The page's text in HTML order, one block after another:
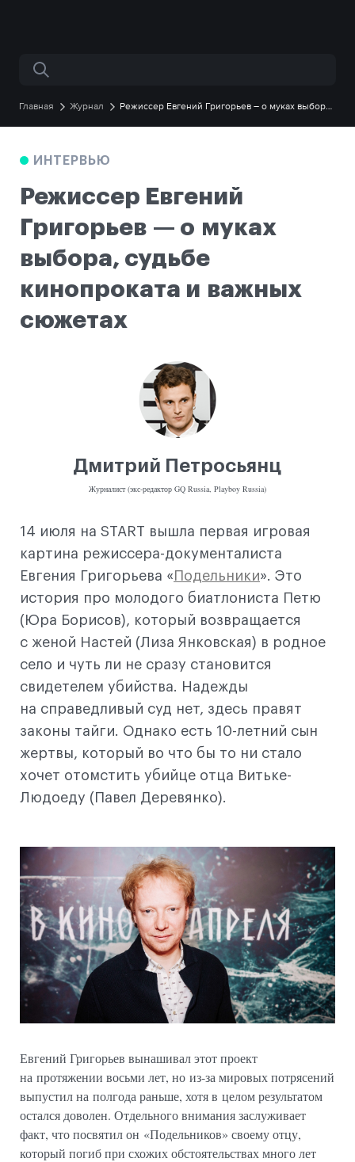
Поиск по сайту
Главная Журнал
Режиссер Евгений Григорьев – о муках выбора,
ИНТЕРВЬЮ
Режиссер Евгений
Григорьев — о муках
выбора, судьбе
кинопроката и важных
сюжетах
Дмитрий Петросьянц
Журналист (экс-редактор GQ Russia, Playboy Russia)
14 июля на START вышла первая игровая
картина режиссера-документалиста
Евгения Григорьева « Подельники». Это
история про молодого биатлониста Петю
(Юра Борисов), который возвращается
с женой Настей (Лиза Янковская) в родное
село и чуть ли не сразу становится
свидетелем убийства. Надежды
на справедливый суд нет, здесь правят
законы тайги. Однако есть 10-летний сын
жертвы, который во что бы то ни стало
хочет отомстить убийце отца Витьке-
Людоеду (Павел Деревянко).
Евгений Григорьев вынашивал этот проект
на протяжении восьми лет, но из-за мировых потрясений
выпустил на полгода раньше, хотя в целом результатом
остался доволен. Отдельного внимания заслуживает
факт, что посвятил он «Подельников» своему отцу,
который погиб при схожих обстоятельствах много лет